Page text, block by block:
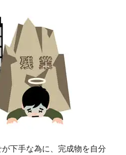
下手な為に、完成物を自分